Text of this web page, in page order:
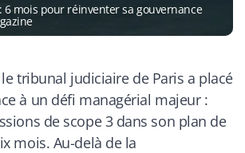
6 mois pour réinventer sa gouvernance
tribunal judiciaire de Paris a placé
à un défi managérial majeur :
de scope 3 dans son plan de
mois. Au-delà de la